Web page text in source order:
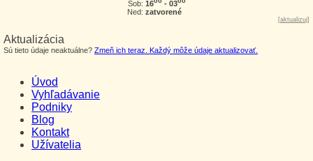
Sob: 16 - 03
Ned: zatvorené
[aktualizuj]
Aktualizácia
Sú tieto údaje neaktuálne? Zmeň ich teraz. Každý môže údaje aktualizovať.
Úvod
Vyhľadávanie
Podniky
Blog
Kontakt
Užívatelia